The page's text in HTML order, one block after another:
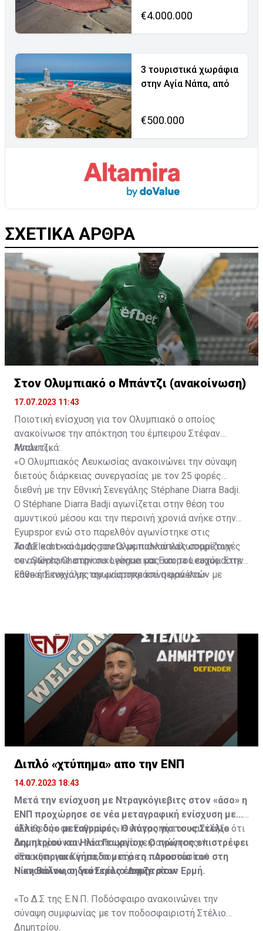
€4.000.000
3 τουριστικά χωράφια
στην Αγία Νάπα, από
€500.000
ΣΧΕΤΙΚΑ ΑΡΘΡΑ
Στον Ολυμπιακό ο Μπάντζι (ανακοίνωση)
17.07.2023 11:43
Ποιοτική ενίσχυση για τον Ολυμπιακό ο οποίος
ανακοίνωσε την απόκτηση του έμπειρου Στέφαν
Μπάντζι.
Αναλυτικά:
«Ο Ολυμπιακός Λευκωσίας ανακοινώνει την σύναψη
διετούς διάρκειας συνεργασίας με τον 25 φορές
διεθνή με την Εθνική Σενεγάλης Stéphane Diarra Badji.
Ο Stéphane Diarra Badji αγωνίζεται στην θέση του
αμυντικού μέσου και την περσινή χρονιά ανήκε στην
Eyupspor ενώ στο παρελθόν αγωνίστηκε στις
Anderlecht και Ludogorets με πολλαπλές συμμετοχές
σε αγώνες Champions League και Europa League. Στην
Εθνική Σενεγάλης αγωνίστηκε επί σειρά ετών με
Το ΔΣ και ο κόσμος του Ολυμπιακού καλωσορίζουν
τον Stéphane στην οικογένεια μας και του ευχόμαστε
κάθε επιτυχία με την μαυροπράσινη φανέλα.»
Διπλό «χτύπημα» απο την ΕΝΠ
14.07.2023 18:43
Μετά την ενίσχυση με Ντραγκόγιεβιτς στον «άσο» η
ΕΝΠ προχώρησε σε νέα μεταγραφική ενίσχυση με...
άλλες δύο μεταγραφές. Ο λόγος για τους Στέλιο
Δημητρίου και Ηλία Γεωργίου. Ο πρώτος επιστρέφει
στα κυπριακά γήπεδα μετά τη παρουσία του στη
Νίκη Βόλου, ο δεύτερος έπαιζε στον Ερμή.
«Επίθεση» σε Ευθυμίου: «Η επιτροπή του κατέληξε ότι
δεν πληρούνταν τα στοιχεία χειραγώγησης»!
«Έπαιξε» για Κύπρο, τον πήρε ο... Αναστασίου!
Η ανακοίνωση για Στέλιο Δημητρίου:
«Το Δ.Σ της Ε.Ν.Π. Ποδόσφαιρο ανακοινώνει την
σύναψη συμφωνίας με τον ποδοσφαιριστή Στέλιο
Δημητρίου.